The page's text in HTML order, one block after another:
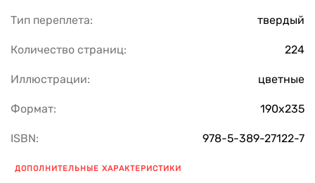
Тип переплета: твердый
Количество страниц: 224
Иллюстрации: цветные
Формат: 190х235
ISBN: 978-5-389-27122-7
ДОПОЛНИТЕЛЬНЫЕ ХАРАКТЕРИСТИКИ